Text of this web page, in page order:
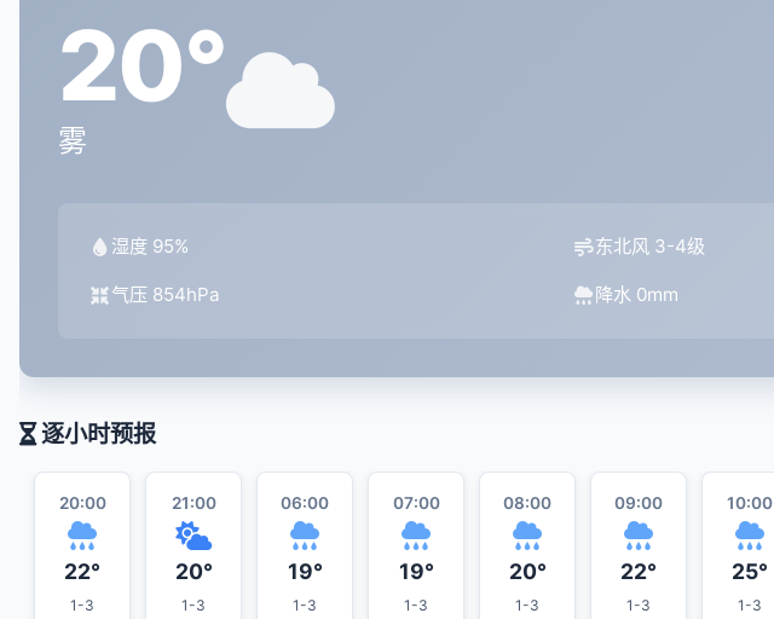
20°
雾
湿度 95% 东北风 3-4级
气压 854hPa 降水 0mm
逐小时预报
20:00
22°
1-3
21:00
20°
1-3
06:00
19°
1-3
07:00
19°
1-3
08:00
20°
1-3
09:00
22°
1-3
10:00
25°
1-3